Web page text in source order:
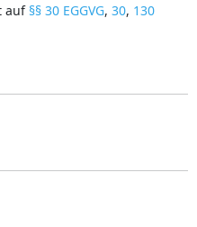
auf §§ 30 EGGVG, 30, 130